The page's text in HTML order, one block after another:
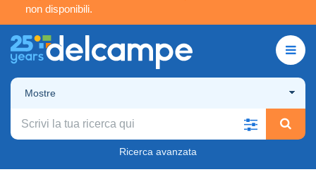
non disponibili.
Mostre
Ricerca avanzata